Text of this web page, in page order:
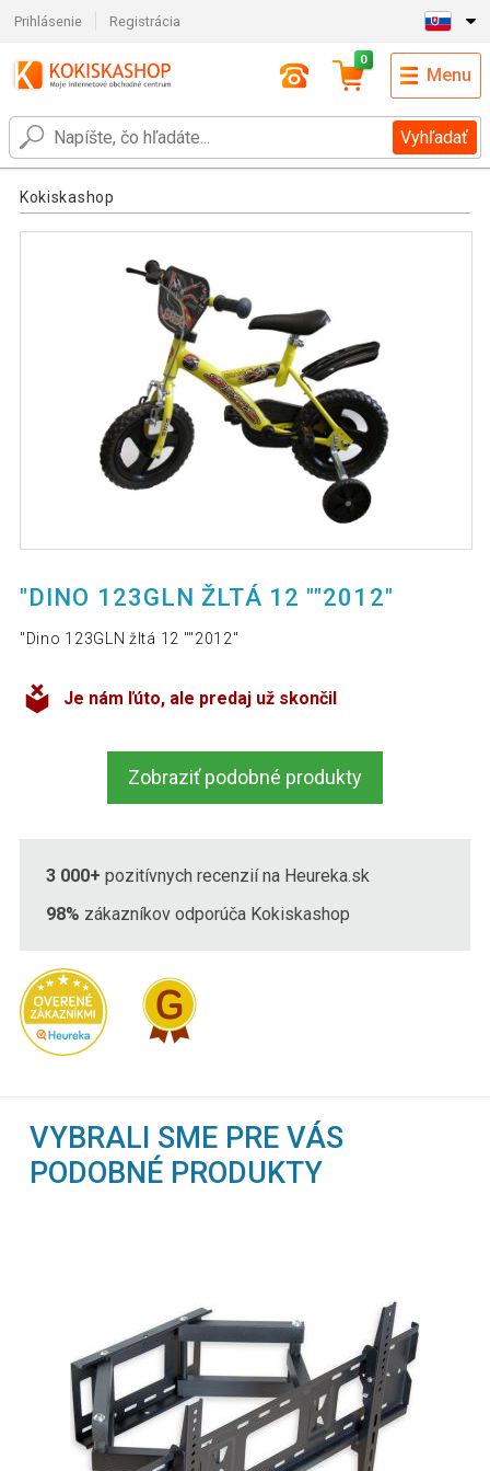
Prihlásenie Registrácia
Vyhľadať
0
Menu
Kokiskashop
"DINO 123GLN ŽLTÁ 12 ""2012"
"Dino 123GLN žltá 12 ""2012"
Je nám ľúto, ale predaj už skončil
Zobraziť podobné produkty
3 000+ pozitívnych recenzií na Heureka.sk
98% zákazníkov odporúča Kokiskashop
VYBRALI SME PRE VÁS
PODOBNÉ PRODUKTY